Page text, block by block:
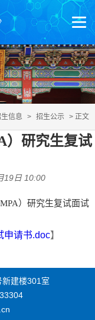
信息 > 招生公示 > 正文
）研究生复试
19日 10:00
）研究生复试面试
申请书.doc】
建楼301室